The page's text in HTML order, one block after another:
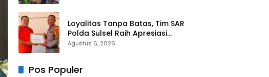
Loyalitas Tanpa Batas, Tim SAR
Polda Sulsel Raih Apresiasi
Basarnas atas Evakuasi ATR 42
Agustus 6, 2026
Pos Populer